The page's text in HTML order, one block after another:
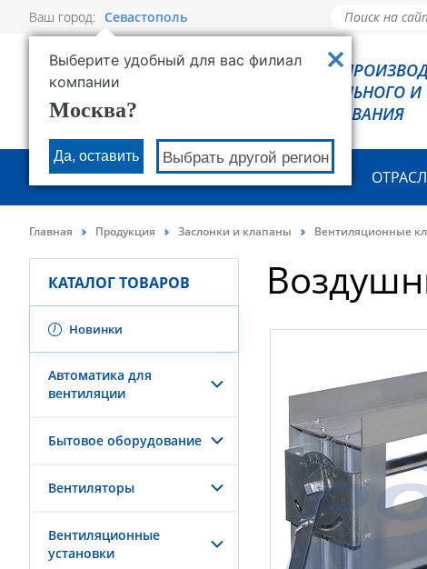
Ваш город: Севастополь
Выберите удобный для вас филиал
компании
Москва?
Да, оставить Выбрать другой регион
РОВЕН -
ХОЛОДИЛЬНОГО
ОБОРУДОВАНИЯ
О КОМПАНИИ ПРОДУКЦИЯ
Главная Продукция Заслонки и клапаны Вентиляционные
КАТАЛОГ ТОВАРОВ
Новинки
Автоматика для
вентиляции
Бытовое оборудование
Вентиляторы
Вентиляционные
установки